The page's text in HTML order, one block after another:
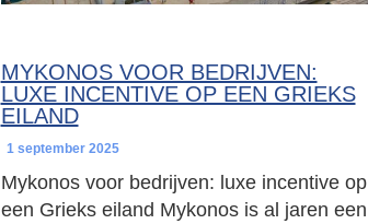
MYKONOS VOOR BEDRIJVEN:
LUXE INCENTIVE OP EEN GRIEKS
EILAND
1 september 2025
Mykonos voor bedrijven: luxe incentive op
een Grieks eiland Mykonos is al jaren een